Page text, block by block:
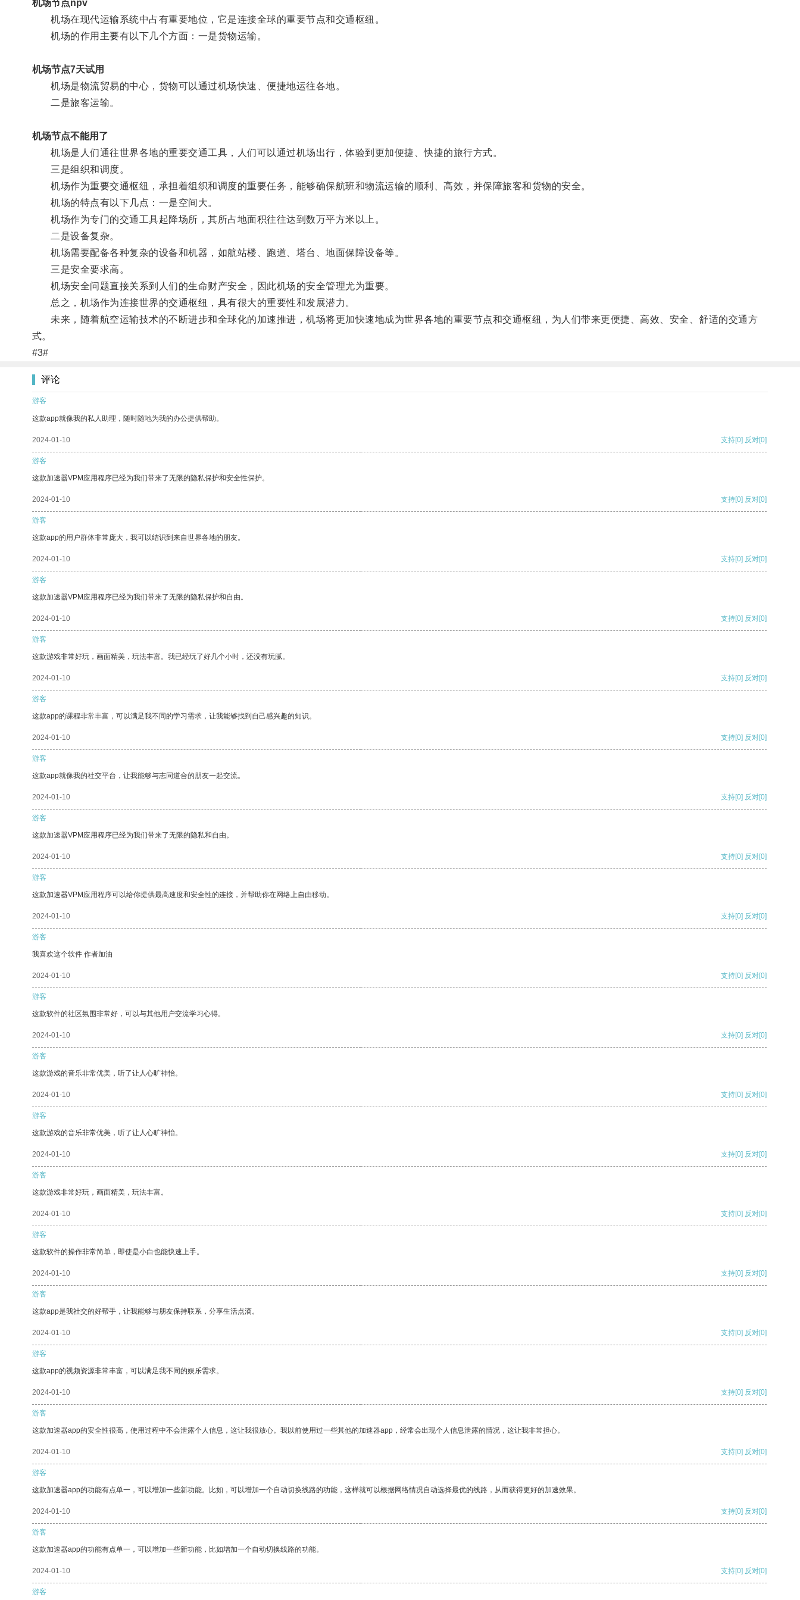
机场节点npv
机场在现代运输系统中占有重要地位，它是连接全球的重要节点和交通枢纽。
机场的作用主要有以下几个方面：一是货物运输。
机场节点7天试用
机场是物流贸易的中心，货物可以通过机场快速、便捷地运往各地。
二是旅客运输。
机场节点不能用了
机场是人们通往世界各地的重要交通工具，人们可以通过机场出行，体验到更加便捷、快捷的旅行方式。
三是组织和调度。
机场作为重要交通枢纽，承担着组织和调度的重要任务，能够确保航班和物流运输的顺利、高效，并保障旅客和货物的安全。
机场的特点有以下几点：一是空间大。
机场作为专门的交通工具起降场所，其所占地面积往往达到数万平方米以上。
二是设备复杂。
机场需要配备各种复杂的设备和机器，如航站楼、跑道、塔台、地面保障设备等。
三是安全要求高。
机场安全问题直接关系到人们的生命财产安全，因此机场的安全管理尤为重要。
总之，机场作为连接世界的交通枢纽，具有很大的重要性和发展潜力。
未来，随着航空运输技术的不断进步和全球化的加速推进，机场将更加快速地成为世界各地的重要节点和交通枢纽，为人们带来更便捷、高效、安全、舒适的交通方
式。
#3#
评论
游客
这款app就像我的私人助理，随时随地为我的办公提供帮助。
2024-01-10 支持[0] 反对[0]
游客
这款加速器VPM应用程序已经为我们带来了无限的隐私保护和安全性保护。
2024-01-10 支持[0] 反对[0]
游客
这款app的用户群体非常庞大，我可以结识到来自世界各地的朋友。
2024-01-10 支持[0] 反对[0]
游客
这款加速器VPM应用程序已经为我们带来了无限的隐私保护和自由。
2024-01-10 支持[0] 反对[0]
游客
这款游戏非常好玩，画面精美，玩法丰富。我已经玩了好几个小时，还没有玩腻。
2024-01-10 支持[0] 反对[0]
游客
这款app的课程非常丰富，可以满足我不同的学习需求，让我能够找到自己感兴趣的知识。
2024-01-10 支持[0] 反对[0]
游客
这款app就像我的社交平台，让我能够与志同道合的朋友一起交流。
2024-01-10 支持[0] 反对[0]
游客
这款加速器VPM应用程序已经为我们带来了无限的隐私和自由。
2024-01-10 支持[0] 反对[0]
游客
这款加速器VPM应用程序可以给你提供最高速度和安全性的连接，并帮助你在网络上自由移动。
2024-01-10 支持[0] 反对[0]
游客
我喜欢这个软件 作者加油
2024-01-10 支持[0] 反对[0]
游客
这款软件的社区氛围非常好，可以与其他用户交流学习心得。
2024-01-10 支持[0] 反对[0]
游客
这款游戏的音乐非常优美，听了让人心旷神怡。
2024-01-10 支持[0] 反对[0]
游客
这款游戏的音乐非常优美，听了让人心旷神怡。
2024-01-10 支持[0] 反对[0]
游客
这款游戏非常好玩，画面精美，玩法丰富。
2024-01-10 支持[0] 反对[0]
游客
这款软件的操作非常简单，即使是小白也能快速上手。
2024-01-10 支持[0] 反对[0]
游客
这款app是我社交的好帮手，让我能够与朋友保持联系，分享生活点滴。
2024-01-10 支持[0] 反对[0]
游客
这款app的视频资源非常丰富，可以满足我不同的娱乐需求。
2024-01-10 支持[0] 反对[0]
游客
这款加速器app的安全性很高，使用过程中不会泄露个人信息，这让我很放心。我以前使用过一些其他的加速器app，经常会出现个人信息泄露的情况，这让我非常担心。
2024-01-10 支持[0] 反对[0]
游客
这款加速器app的功能有点单一，可以增加一些新功能。比如，可以增加一个自动切换线路的功能，这样就可以根据网络情况自动选择最优的线路，从而获得更好的加速效果。
2024-01-10 支持[0] 反对[0]
游客
这款加速器app的功能有点单一，可以增加一些新功能，比如增加一个自动切换线路的功能。
2024-01-10 支持[0] 反对[0]
游客